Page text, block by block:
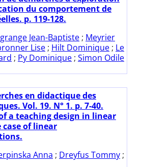
du comportement de
p. 119-128.
Jean-Baptiste ; Meyrier
Lise ; Hilt Dominique ; Le
; Py Dominique ; Simon Odile
en didactique des
Vol. 19. N° 1. p. 7-40.
a teaching design in linear
of linear
Anna ; Dreyfus Tommy ;